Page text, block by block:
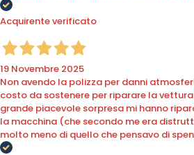
Acquirente verificato
19 Novembre 2025
Non avendo la polizza per danni
costo da sostenere per riparare la
grande piacevole sorpresa mi hanno
la macchina (che secondo me era
molto meno di quello che pensavo di